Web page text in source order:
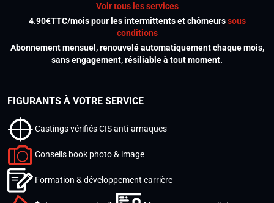
Voir tous les services
4.90€TTC/mois pour les intermittents et chômeurssous
conditions
Abonnement mensuel, renouvelé automatiquement chaque mois,
sans engagement, résiliable à tout moment.
FIGURANTS À VOTRE SERVICE
Castings vérifiés CIS anti-arnaques
Conseils book photo & image
Formation & développement carrière